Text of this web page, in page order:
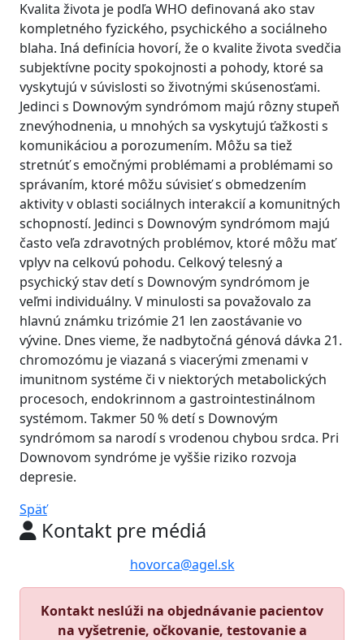
Kvalita života je podľa WHO definovaná ako stav
kompletného fyzického, psychického a sociálneho
blaha. Iná definícia hovorí, že o kvalite života svedčia
subjektívne pocity spokojnosti a pohody, ktoré sa
vyskytujú v súvislosti so životnými skúsenosťami.
Jedinci s Downovým syndrómom majú rôzny stupeň
znevýhodnenia, u mnohých sa vyskytujú ťažkosti s
komunikáciou a porozumením. Môžu sa tiež
stretnúť s emočnými problémami a problémami so
správaním, ktoré môžu súvisieť s obmedzením
aktivity v oblasti sociálnych interakcií a komunitných
schopností. Jedinci s Downovým syndrómom majú
často veľa zdravotných problémov, ktoré môžu mať
vplyv na celkovú pohodu. Celkový telesný a
psychický stav detí s Downovým syndrómom je
veľmi individuálny. V minulosti sa považovalo za
hlavnú známku trizómie 21 len zaostávanie vo
vývine. Dnes vieme, že nadbytočná génová dávka 21.
chromozómu je viazaná s viacerými zmenami v
imunitnom systéme či v niektorých metabolických
procesoch, endokrinnom a gastrointestinálnom
systémom. Takmer 50 % detí s Downovým
syndrómom sa narodí s vrodenou chybou srdca. Pri
Downovom syndróme je vyššie riziko rozvoja
depresie.
Späť
Kontakt pre médiá
hovorca@agel.sk
Kontakt neslúži na objednávanie pacientov
na vyšetrenie, očkovanie, testovanie a